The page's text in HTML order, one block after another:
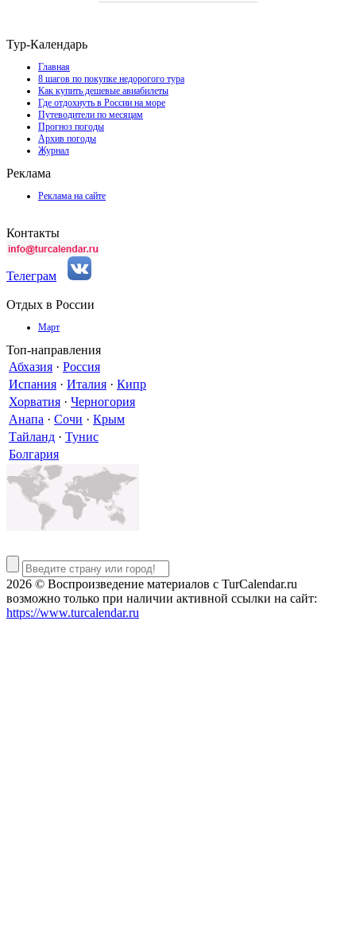
Тур-Календарь
Главная
8 шагов по покупке недорогого тура
Как купить дешевые авиабилеты
Где отдохнуть в России на море
Путеводители по месяцам
Прогноз погоды
Архив погоды
Журнал
Реклама
Реклама на сайте
Контакты
Телеграм
Отдых в России
Март
Топ-направления
Абхазия · Россия
Испания · Италия · Кипр
Хорватия · Черногория
Анапа · Сочи · Крым
Тайланд · Тунис
Болгария
2026 © Воспроизведение материалов c TurCalendar.ru
возможно только при наличии активной ссылки на сайт:
https://www.turcalendar.ru